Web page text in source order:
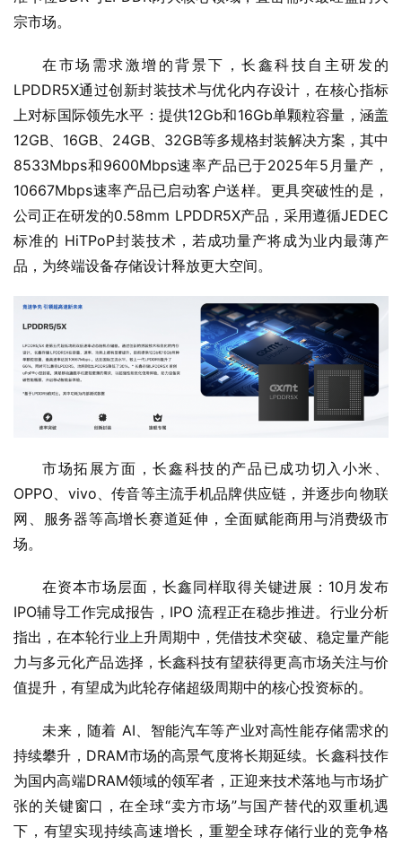
宗市场。
在市场需求激增的背景下，长鑫科技自主研发的
LPDDR5X通过创新封装技术与优化内存设计，在核心指标
上对标国际领先水平：提供12Gb和16Gb单颗粒容量，涵盖
12GB、16GB、24GB、32GB等多规格封装解决方案，其中
8533Mbps和9600Mbps速率产品已于2025年5月量产，
10667Mbps速率产品已启动客户送样。更具突破性的是，
公司正在研发的0.58mm LPDDR5X产品，采用遵循JEDEC
标准的 HiTPoP封装技术，若成功量产将成为业内最薄产
品，为终端设备存储设计释放更大空间。
市场拓展方面，长鑫科技的产品已成功切入小米、
OPPO、vivo、传音等主流手机品牌供应链，并逐步向物联
网、服务器等高增长赛道延伸，全面赋能商用与消费级市
场。
在资本市场层面，长鑫同样取得关键进展：10月发布
IPO辅导工作完成报告，IPO 流程正在稳步推进。行业分析
指出，在本轮行业上升周期中，凭借技术突破、稳定量产能
力与多元化产品选择，长鑫科技有望获得更高市场关注与价
值提升，有望成为此轮存储超级周期中的核心投资标的。
未来，随着 AI、智能汽车等产业对高性能存储需求的
持续攀升，DRAM市场的高景气度将长期延续。长鑫科技作
为国内高端DRAM领域的领军者，正迎来技术落地与市场扩
张的关键窗口，在全球“卖方市场”与国产替代的双重机遇
下，有望实现持续高速增长，重塑全球存储行业的竞争格